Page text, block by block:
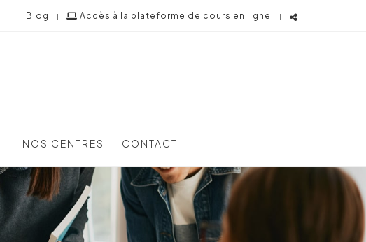
Blog
Accès à la plateforme de cours en ligne
NOS CENTRES CONTACT